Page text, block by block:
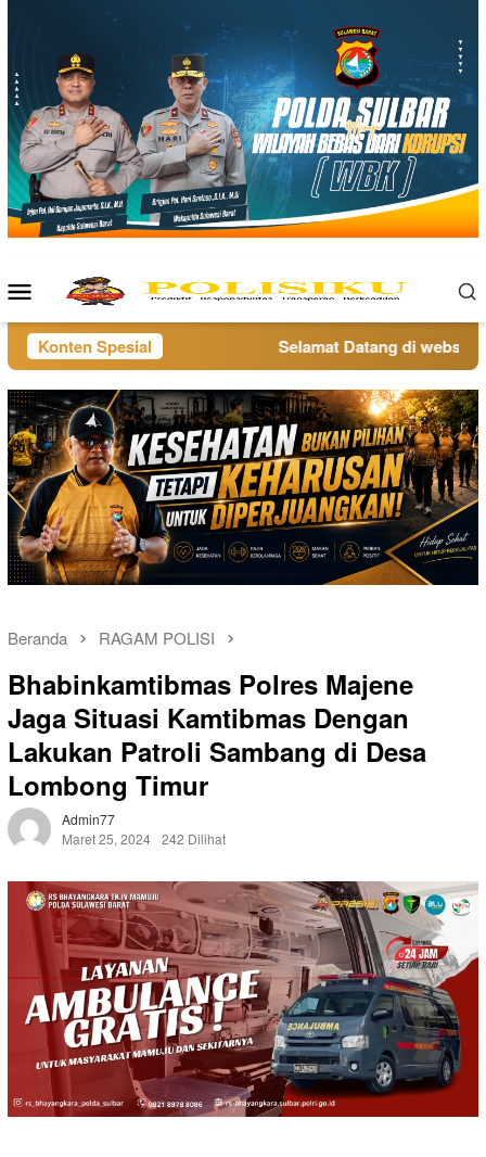
Menu
Mobile
Konten Spesial Selamat Datang di website
Beranda RAGAM POLISI
Bhabinkamtibmas Polres Majene
Jaga Situasi Kamtibmas Dengan
Lakukan Patroli Sambang di Desa
Lombong Timur
Admin77
Maret 25, 2024 242 Dilihat